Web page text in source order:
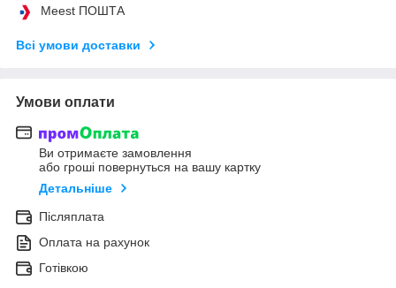
Meest ПОШТА
Всі умови доставки
Умови оплати
Ви отримаєте замовлення
або гроші повернуться на вашу картку
Детальніше
Післяплата
Оплата на рахунок
Готівкою